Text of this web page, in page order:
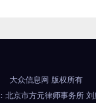
大众信息网 版权所有
北京市方元律师事务所 刘